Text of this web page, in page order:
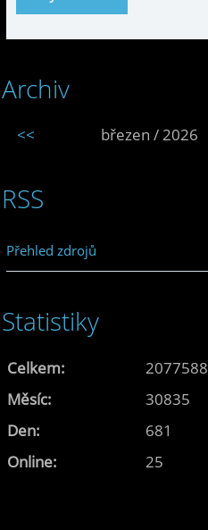
Archiv
<< březen / 2026
RSS
Přehled zdrojů
Statistiky
Online: 25
Celkem:
2077588
Měsíc:
30835
Den:
681